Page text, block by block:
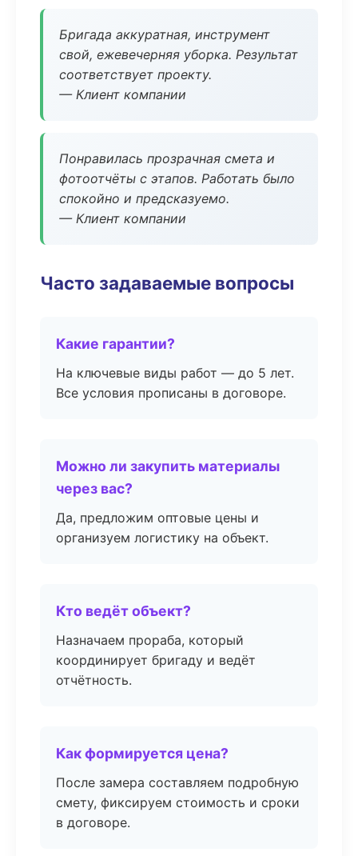
Бригада аккуратная, инструмент
свой, ежевечерняя уборка. Результат
соответствует проекту.
— Клиент компании
Понравилась прозрачная смета и
фотоотчёты с этапов. Работать было
спокойно и предсказуемо.
— Клиент компании
Часто задаваемые вопросы
Какие гарантии?
На ключевые виды работ — до 5 лет.
Все условия прописаны в договоре.
Можно ли закупить материалы
через вас?
Да, предложим оптовые цены и
организуем логистику на объект.
Кто ведёт объект?
Назначаем прораба, который
координирует бригаду и ведёт
отчётность.
Как формируется цена?
После замера составляем подробную
смету, фиксируем стоимость и сроки
в договоре.